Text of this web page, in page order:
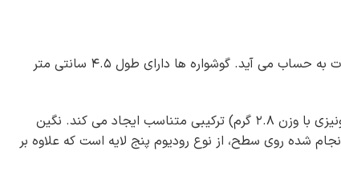
وزن تقریبی نیم ست شامل گوشواره و پلاک حدود ۱۰.۵ گرم است که وزن مناسبی برای استفاده طولانی مدت به حساب می آید. گوشواره ها دارای طول ۴.۵ سانتی متر
طول پلاک همراه با آویز به ۳.۵ سانتی متر می رسد که در کنار زنجیر انتخابی (حلقه ای با وزن ۱.۳ گرم یا ونیزی با وزن ۲.۸ گرم) ترکیبی متناسب ایجاد می کند. نگین
شده روی سطح، از نوع رودیوم پنج لایه است که علاوه بر